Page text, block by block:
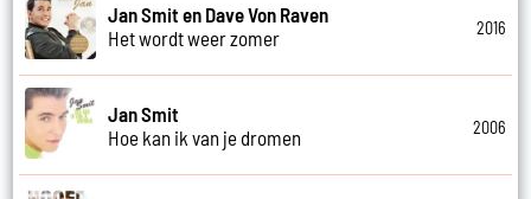
Jan Smit en Dave Von Raven
Het wordt weer zomer
2016
Jan Smit
Hoe kan ik van je dromen
2006